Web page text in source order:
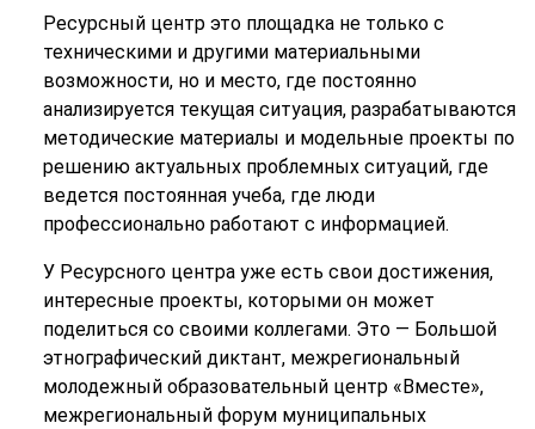
Ресурсный центр это площадка не только с
техническими и другими материальными
возможности, но и место, где постоянно
анализируется текущая ситуация, разрабатываются
методические материалы и модельные проекты по
решению актуальных проблемных ситуаций, где
ведется постоянная учеба, где люди
профессионально работают с информацией.
У Ресурсного центра уже есть свои достижения,
интересные проекты, которыми он может
поделиться со своими коллегами. Это — Большой
этнографический диктант, межрегиональный
молодежный образовательный центр «Вместе»,
межрегиональный форум муниципальных